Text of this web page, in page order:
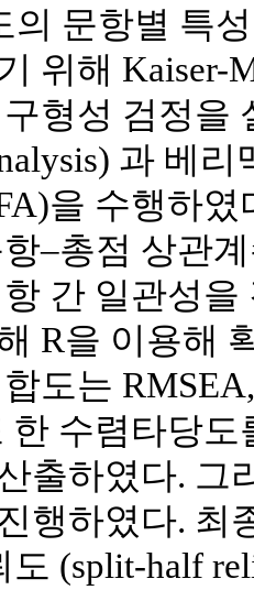
의 문항별 특
위해 Kaiser-
형성 검정을
과 베
을 수행하
–총점 상관
간 일관성
R을 이용해
도는
한 수렴타당
출하였다. 그
행하였다. 최
도 (split-half